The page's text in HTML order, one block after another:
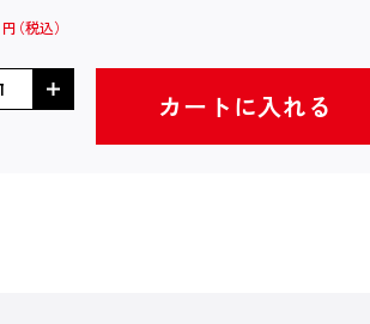
円
カートに入れる